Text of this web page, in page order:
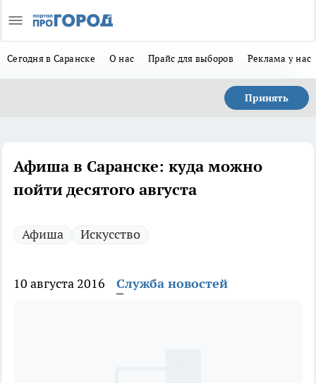
Сегодня в Саранске О нас Прайс для выборов Реклама у нас
Принять
Афиша в Саранске: куда можно
пойти десятого августа
Афиша Искусство
10 августа 2016 Служба новостей